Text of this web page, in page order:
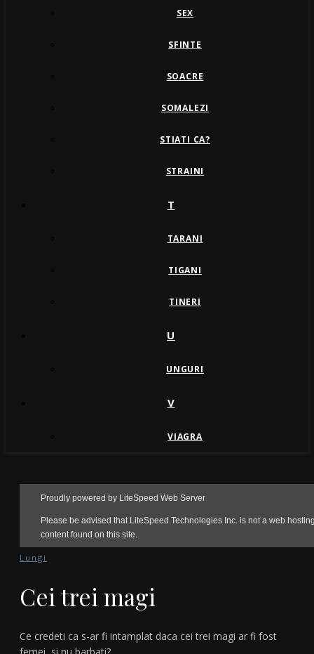
SEX
SFINTE
SOACRE
SOMALEZI
STIATI CA?
STRAINI
T
TARANI
TIGANI
TINERI
U
UNGURI
V
VIAGRA
Lungi
Cei trei magi
Ce credeti ca s-ar fi intamplat daca cei trei magi ar fi fost